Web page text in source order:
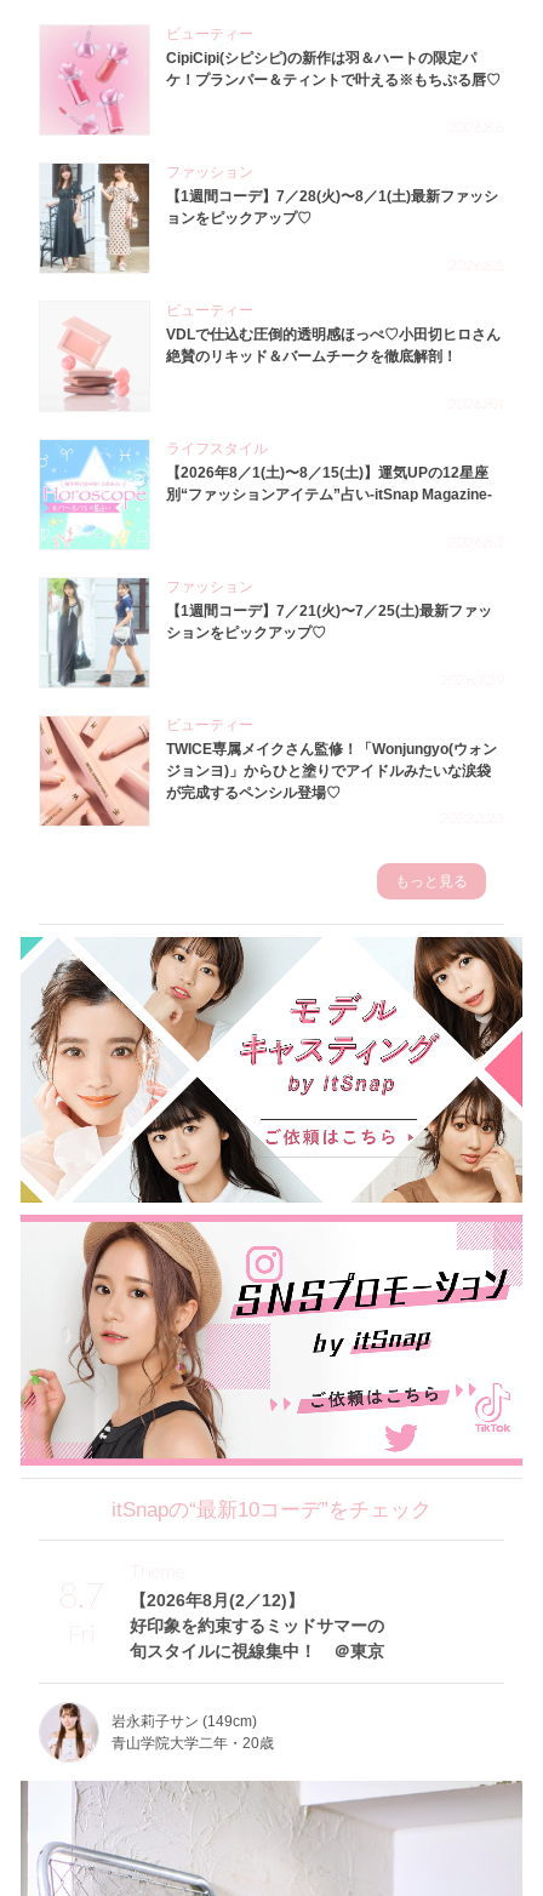
ビューティー
CipiCipi(シピシピ)の新作は羽＆ハートの限定パ
ケ！プランパー＆ティントで叶える※もちぷる唇♡
ファッション
【1週間コーデ】7／28(火)〜8／1(土)最新ファッシ
ョンをピックアップ♡
ビューティー
VDLで仕込む圧倒的透明感ほっぺ♡小田切ヒロさん
絶賛のリキッド＆バームチークを徹底解剖！
ライフスタイル
【2026年8／1(土)〜8／15(土)】運気UPの12星座
別“ファッションアイテム”占い-itSnap Magazine-
ファッション
【1週間コーデ】7／21(火)〜7／25(土)最新ファッ
ションをピックアップ♡
ビューティー
TWICE専属メイクさん監修！「Wonjungyo(ウォン
ジョンヨ)」からひと塗りでアイドルみたいな涙袋
が完成するペンシル登場♡
もっと見る
itSnapの“最新10コーデ”をチェック
8.7
Fri
【2026年8月(2／12)】
好印象を約束するミッドサマーの
旬スタイルに視線集中！ ＠東京
Theme
岩永莉子サン (149cm)
青山学院大学二年・20歳